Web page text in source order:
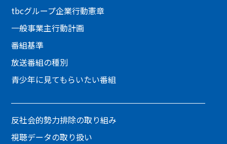
tbcグループ企業行動憲章
一般事業主行動計画
番組基準
放送番組の種別
青少年に見てもらいたい番組
反社会的勢力排除の取り組み
視聴データの取り扱い